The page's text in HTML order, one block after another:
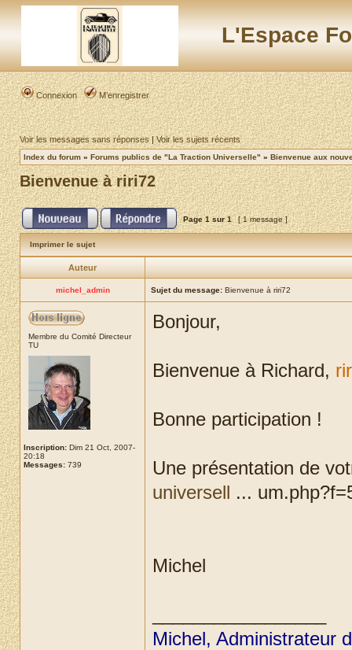
L'Espace
Connexion M’enregistrer
Voir les messages sans réponses|Voir les sujets récents
Index du forum » Forums publics de "La Traction Universelle" » Bienvenue aux
Bienvenue à riri72
Page1sur1 [ 1 message ]
Imprimer le sujet
Auteur
michel_admin Sujet du message: Bienvenue à riri72
Membre du Comité Directeur
TU
Inscription: Dim 21 Oct, 2007-
20:18
Messages: 739
Bonjour,
Bienvenue à Richard,
Bonne participation !
Une présentation de
universell ...
Michel
Michel, Administrateur